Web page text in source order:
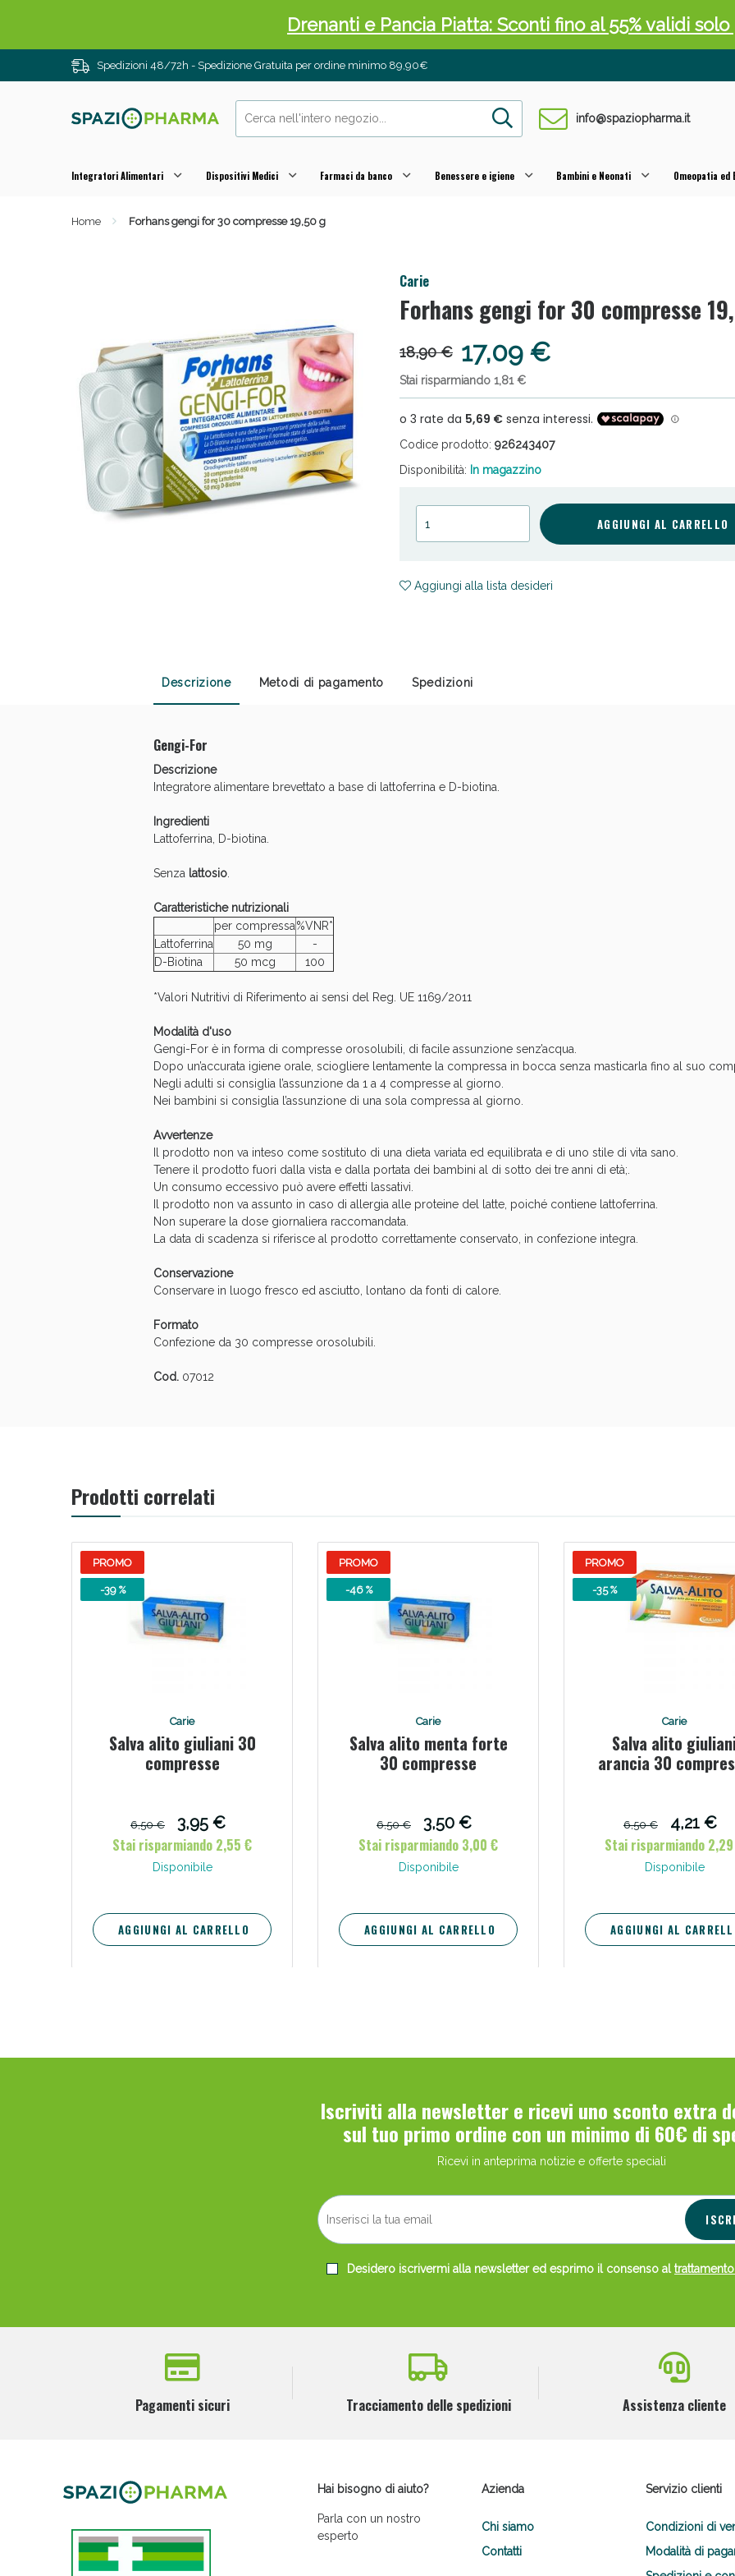
Spedizioni 48/72h - Spedizione Gratuita per ordine minimo 89,90€
info@spaziopharma.it
Integratori Alimentari Dispositivi Medici Farmaci da banco Benessere e igiene Bambini e Neonati Omeopatia
Home Forhans gengi for 30 compresse 19,50 g
Carie
Forhans gengi for 30 compresse
18,90 € 17,09 €
Stai risparmiando 1,81 €
Codice prodotto: 926243407
Disponibilità: In magazzino
AGGIUNGI AL CARRELLO
Aggiungi alla lista desideri
Descrizione Metodi di pagamento Spedizioni
Gengi-For
Descrizione
Integratore alimentare brevettato a base di lattoferrina e D-biotina.
Ingredienti
Lattoferrina, D-biotina.
Senza lattosio
Caratteristiche nutrizionali
per compressa%VNR*
Lattoferrina
50 mg
-
D-Biotina
50 mcg 100
*Valori Nutritivi di Riferimento ai sensi del Reg. UE 1169/2011
Modalità d'uso
Gengi-For è in forma di compresse orosolubili, di facile assunzione senz’acqua.
Dopo un’accurata igiene orale, sciogliere lentamente la compressa in bocca senza masticarla fino al suo
Negli adulti si consiglia l’assunzione da 1 a 4 compresse al giorno.
Nei bambini si consiglia l’assunzione di una sola compressa al giorno.
Avvertenze
Il prodotto non va inteso come sostituto di una dieta variata ed equilibrata e di uno stile di vita sano.
Tenere il prodotto fuori dalla vista e dalla portata dei bambini al di sotto dei tre anni di età;.
Un consumo eccessivo può avere effetti lassativi.
Il prodotto non va assunto in caso di allergia alle proteine del latte, poiché contiene lattoferrina.
Non superare la dose giornaliera raccomandata.
La data di scadenza si riferisce al prodotto correttamente conservato, in confezione integra.
Conservazione
Conservare in luogo fresco ed asciutto, lontano da fonti di calore.
Formato
Confezione da 30 compresse orosolubili.
Cod. 07012
Prodotti correlati
PROMO
-39 %
Carie
Salva alito giuliani 30
compresse
6,50 €
3,95 €
Stai risparmiando 2,55 €
Disponibile
AGGIUNGI AL CARRELLO
PROMO
-46 %
Carie
Salva alito menta forte
30 compresse
6,50 €
3,50 €
Stai risparmiando 3,00 €
Disponibile
AGGIUNGI AL CARRELLO
PROMO
-35 %
Carie
Salva alito
arancia 30
6,50 €
4,21 €
Stai risparmiando
Disponibile
AGGIUNGI AL
Iscriviti alla newsletter e ricevi uno sconto extra
sul tuo primo ordine con un minimo di 60€ di
Ricevi in anteprima notizie e offerte speciali
Desidero iscrivermi alla newsletter ed esprimo il consenso al
Pagamenti sicuri Tracciamento delle spedizioni Assistenza cliente
Hai bisogno di aiuto?
Parla con un nostro
esperto
Azienda
Chi siamo
Contatti
Servizio clienti
Condizioni di
Modalità di
Drenanti e Pancia Piatta: Sconti fino al 55% validi solo
Salini e Multivitaminici: oggi Sconto extra fino al
Anticellulite e Fanghi: Sconto fino al 40% valido
Sconto fino al 55% disponibile oggi!
Scopri le offerte di Oggi